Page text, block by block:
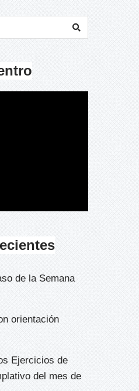
de la Semana
orientación
Ejercicios de
del mes de